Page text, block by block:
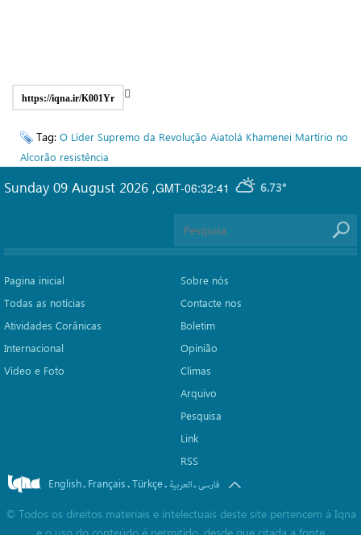
https://iqna.ir/K001Yr
Tag: O Líder Supremo da Revolução Aiatolá Khamenei Martírio no
Alcorão resistência
GMT-06:32:41 6.73°
Sunday 09 August 2026 ,
Pagina inicial
Todas as notícias
Atividades Corânicas
Internacional
Vídeo e Foto
Sobre nós
Contacte nos
Boletim
Opinião
Climas
Arquivo
Pesquisa
Link
RSS
English. Français.Türkçe. العربیة.فارسی
© Todos os direitos materiais e intelectuais deste site pertencem à Iqna
e o uso do conteúdo é permitido, desde que citada a fonte